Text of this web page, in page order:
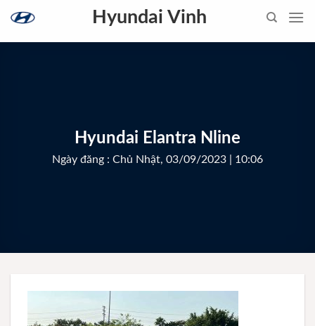
content
Hyundai Vinh
Hyundai Elantra Nline
Ngày đăng : Chủ Nhật, 03/09/2023 | 10:06